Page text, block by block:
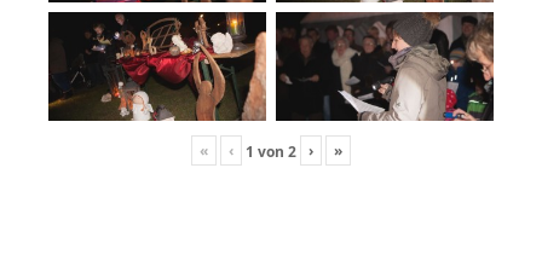
« ‹ 1 von 2 › »